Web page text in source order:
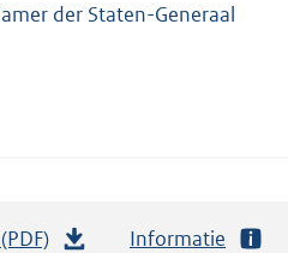
der Staten-Generaal
Informatie